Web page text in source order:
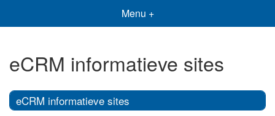
Menu +
eCRM informatieve sites
eCRM informatieve sites